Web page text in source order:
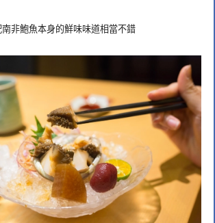
非鮑魚本身的鮮味味道相當不錯